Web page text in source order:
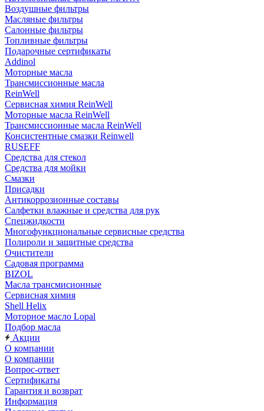
Воздушные фильтры
Масляные фильтры
Салонные фильтры
Топливные фильтры
Подарочные сертификаты
Addinol
Моторные масла
Трансмиссионные масла
ReinWell
Сервисная химия ReinWell
Моторные масла ReinWell
Трансмиссионные масла ReinWell
Консистентные смазки Reinwell
RUSEFF
Средства для стекол
Средства для мойки
Смазки
Присадки
Антикоррозионные составы
Салфетки влажные и средства для рук
Спецжидкости
Многофункциональные сервисные средства
Полироли и защитные средства
Очистители
Садовая программа
BIZOL
Масла трансмисионные
Сервисная химия
Shell Helix
Моторное масло Lopal
Подбор масла
Акции
О компании
О компании
Вопрос-ответ
Сертификаты
Гарантия и возврат
Информация